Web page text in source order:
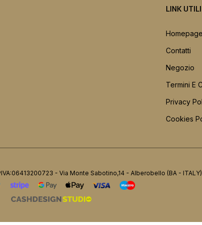
LINK
Homepage
Contatti
Negozio
Termini E
Privacy
Cookies
- Via Monte Sabotino,14 - Alberobello (BA - ITALY)